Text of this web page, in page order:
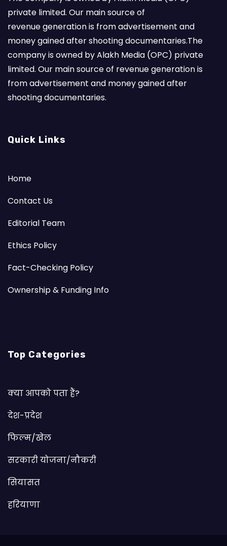
private limited. Our main source of
revenue generation is from advertisement and
money gained after shooting documentaries.The
company is owned by Alakh Media (OPC) private
limited. Our main source of revenue generation is
from advertisement and money gained after
shooting documentaries.
Quick Links
Home
Contact Us
Editorial Team
Ethics Policy
Fact-Checking Policy
Ownership & Funding Info
Top Categories
क्या आपको पता हैं?
देश-प्रदेश
फिल्म/खेल
सरकारी योजना/नौकरी
सियासत
हरियाणा